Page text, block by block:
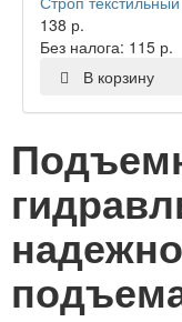
138 р.
Без налога: 115 р.
В корзину